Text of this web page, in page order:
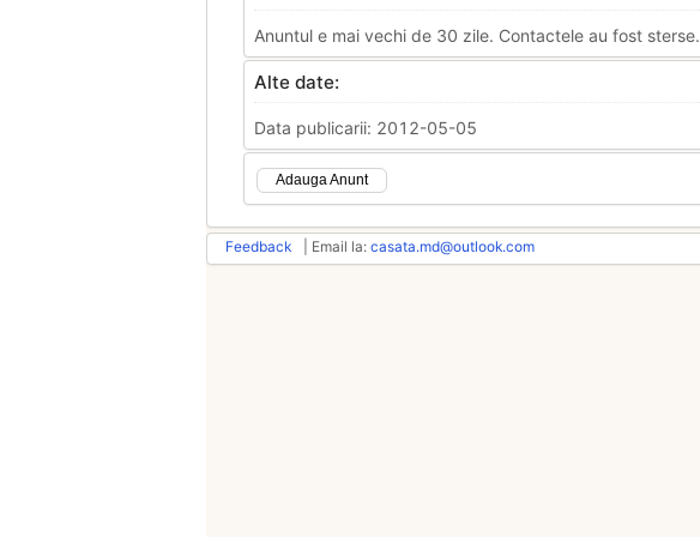
Anuntul e mai vechi de 30 zile. Contactele au fost sterse.
Alte date:
Data publicarii: 2012-05-05
Adauga Anunt
Feedback | Email la: casata.md@outlook.com